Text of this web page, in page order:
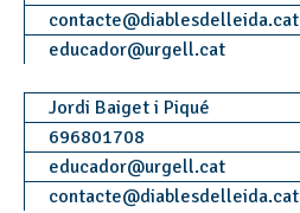
contacte@diablesdelleida.cat
educador@urgell.cat
Jordi Baiget i Piqué
696801708
educador@urgell.cat
contacte@diablesdelleida.cat